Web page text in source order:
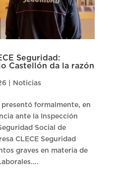
Seguridad:
Castellón da la razón
| Noticias
formalmente, en
ante la Inspección
Social de
CLECE Seguridad
graves en materia de